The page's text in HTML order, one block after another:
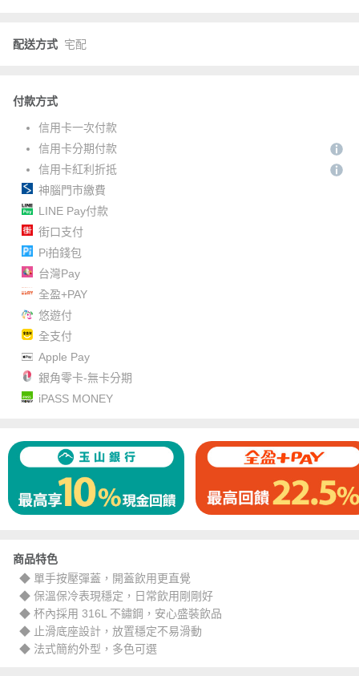
配送方式 宅配
付款方式
信用卡一次付款
信用卡分期付款
信用卡紅利折抵
神腦門市繳費
LINE Pay付款
街口支付
Pi拍錢包
台灣Pay
全盈+PAY
悠遊付
全支付
Apple Pay
銀角零卡-無卡分期
iPASS MONEY
商品特色
◆ 單手按壓彈蓋，開蓋飲用更直覺
◆ 保溫保冷表現穩定，日常飲用剛剛好
◆ 杯內採用 316L 不鏽鋼，安心盛裝飲品
◆ 止滑底座設計，放置穩定不易滑動
◆ 法式簡約外型，多色可選